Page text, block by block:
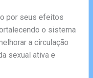
por seus efeitos
o sistema
a circulação
sexual ativa e